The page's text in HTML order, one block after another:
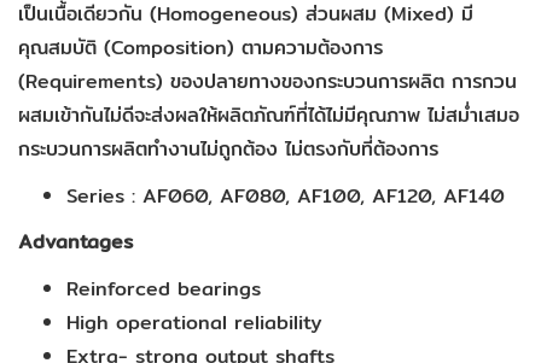
เป็นเนื้อเดียวกัน (Homogeneous) ส่วนผสม (Mixed) มี
คุณสมบัติ (Composition) ตามความต้องการ
(Requirements) ของปลายทางของกระบวนการผลิต การกวน
ผสมเข้ากันไม่ดีจะส่งผลให้ผลิตภัณฑ์ที่ได้ไม่มีคุณภาพ ไม่สม่ำเสมอ
กระบวนการผลิตทำงานไม่ถูกต้อง ไม่ตรงกับที่ต้องการ
Series : AF060, AF080, AF100, AF120, AF140
Advantages
Reinforced bearings
High operational reliability
Extra- strong output shafts